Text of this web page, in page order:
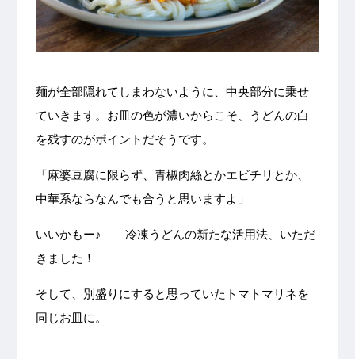
麺が全部隠れてしまわないように、中央部分に乗せ
ていきます。お皿の色が濃いからこそ、うどんの白
を残すのがポイントだそうです。
「麻婆豆腐に限らず、青椒肉絲とかエビチリとか、
中華系ならなんでも合うと思いますよ」
いいかもー♪ 冷凍うどんの新たな活用法、いただ
きました！
そして、別盛りにすると思っていたトマトマリネを
同じお皿に。